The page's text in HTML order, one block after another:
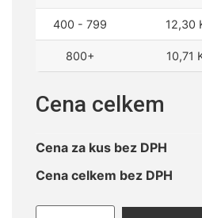
400 - 799 12,30
800+ 10,71
Cena celkem
Cena za kus bez DPH
Cena celkem bez DPH